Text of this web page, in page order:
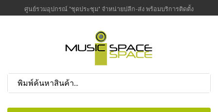
ศูนย์รวมอุปกรณ์ "ชุดประชุม" จำหน่ายปลีก-ส่ง พร้อมบริการติดตั้ง